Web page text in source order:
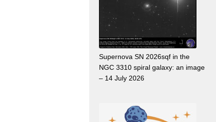
Supernova SN 2026sqf in the
NGC 3310 spiral galaxy: an image
– 14 July 2026